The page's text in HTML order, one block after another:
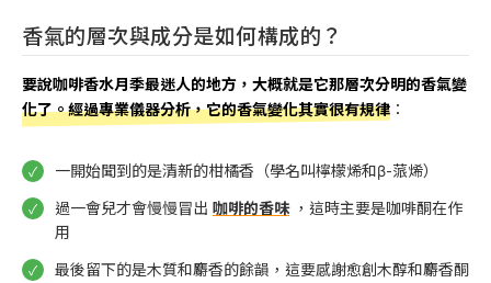
香氣的層次與成分是如何構成的？
要說咖啡香水月季最迷人的地方，大概就是它那層次分明的香氣變
化了。經過專業儀器分析，它的香氣變化其實很有規律 ：
一開始聞到的是清新的柑橘香（學名叫檸檬烯和β-蒎烯）
過一會兒才會慢慢冒出 咖啡的香味 ，這時主要是咖啡酮在作
用
最後留下的是木質和麝香的餘韻，這要感謝愈創木醇和麝香酮